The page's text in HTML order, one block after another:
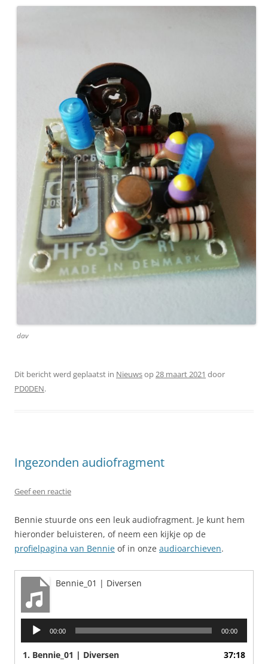
dav
Dit bericht werd geplaatst in Nieuwsop28 maart 2021 door
PD0DEN.
Ingezonden audiofragment
Geef een reactie
Bennie stuurde ons een leuk audiofragment. Je kunt hem
hieronder beluisteren, of neem een kijkje op de
profielpagina van Bennie of in onze audioarchieven.
Bennie_01 | Diversen
Audiospeler
00:00 00:00
1. Bennie_01 | Diversen 37:18